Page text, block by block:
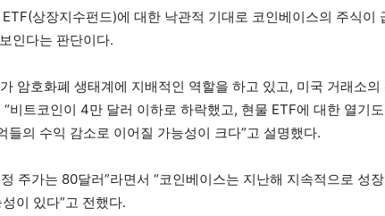
상장지수펀드)에 대한 낙관적 기대로 코인베이스의 주식이
인다는 판단이다.
암호화폐 생태계에 지배적인 역할을 하고 있고, 미국 거래소의
“비트코인이 4만 달러 이하로 하락했고, 현물 ETF에 대한 열기
들의 수익 감소로 이어질 가능성이 크다”고 설명했다.
주가는 80달러”라면서 “코인베이스는 지난해 지속적으로 성
이 있다”고 전했다.